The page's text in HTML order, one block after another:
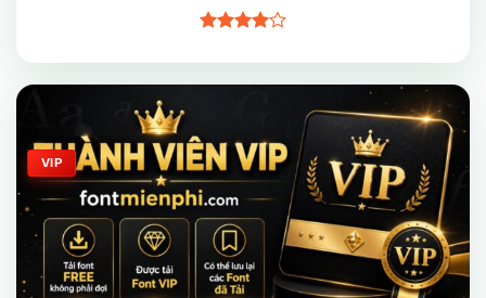
xếp hạng
Giảm giá!
VIP